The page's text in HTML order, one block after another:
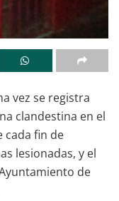
vez se registra
clandestina en el
cada fin de
lesionadas, y el
de